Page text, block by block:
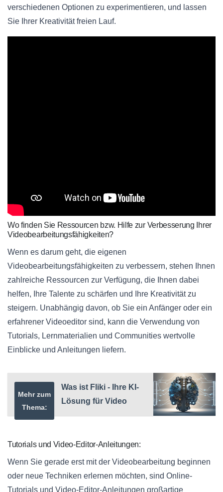
verschiedenen Optionen zu experimentieren, und lassen
Sie Ihrer Kreativität freien Lauf.
Wo finden Sie Ressourcen bzw. Hilfe zur Verbesserung Ihrer
Videobearbeitungsfähigkeiten?
Wenn es darum geht, die eigenen
Videobearbeitungsfähigkeiten zu verbessern, stehen Ihnen
zahlreiche Ressourcen zur Verfügung, die Ihnen dabei
helfen, Ihre Talente zu schärfen und Ihre Kreativität zu
steigern. Unabhängig davon, ob Sie ein Anfänger oder ein
erfahrener Videoeditor sind, kann die Verwendung von
Tutorials, Lernmaterialien und Communities wertvolle
Einblicke und Anleitungen liefern.
Mehr zum
Thema:
Was ist Fliki - Ihre KI-
Lösung für Video
Tutorials und Video-Editor-Anleitungen:
Wenn Sie gerade erst mit der Videobearbeitung beginnen
oder neue Techniken erlernen möchten, sind Online-
Tutorials und Video-Editor-Anleitungen großartige